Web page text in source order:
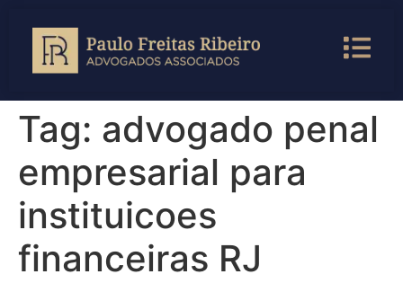
Tag: advogado penal
empresarial para
instituicoes
financeiras RJ